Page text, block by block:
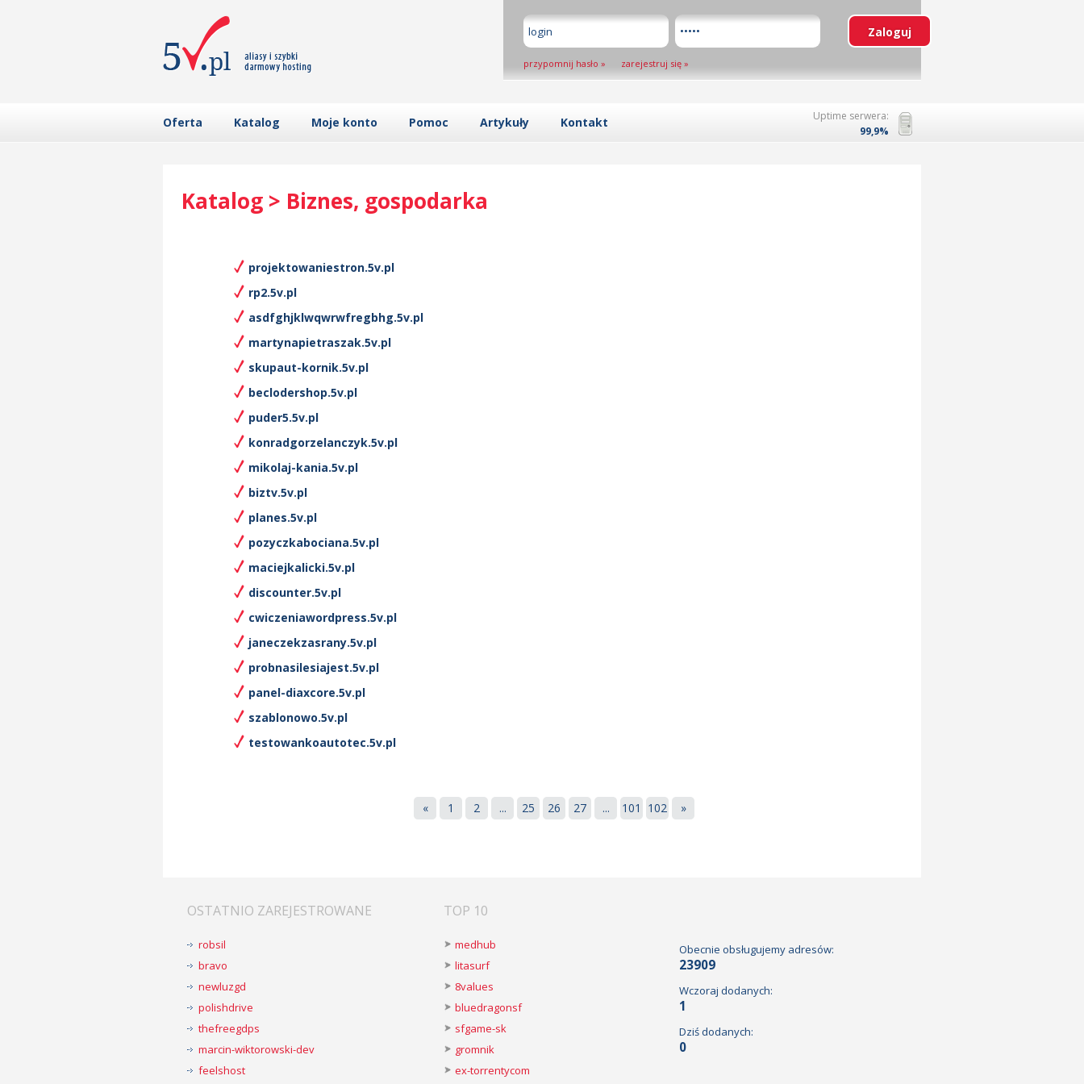
przypomnij hasło » zarejestruj się »
Oferta Katalog Moje konto Pomoc Artykuły Kontakt
Uptime serwera:
99,9%
Katalog > Biznes, gospodarka
projektowaniestron.5v.pl
rp2.5v.pl
asdfghjklwqwrwfregbhg.5v.pl
martynapietraszak.5v.pl
skupaut-kornik.5v.pl
beclodershop.5v.pl
puder5.5v.pl
konradgorzelanczyk.5v.pl
mikolaj-kania.5v.pl
biztv.5v.pl
planes.5v.pl
pozyczkabociana.5v.pl
maciejkalicki.5v.pl
discounter.5v.pl
cwiczeniawordpress.5v.pl
janeczekzasrany.5v.pl
probnasilesiajest.5v.pl
panel-diaxcore.5v.pl
szablonowo.5v.pl
testowankoautotec.5v.pl
« 1 2 ... 25 26 27 ... 101 102 »
OSTATNIO ZAREJESTROWANE
robsil
bravo
newluzgd
polishdrive
thefreegdps
marcin-wiktorowski-dev
feelshost
TOP 10
medhub
litasurf
8values
bluedragonsf
sfgame-sk
gromnik
ex-torrentycom
Obecnie obsługujemy adresów:
23909
Wczoraj dodanych:
1
Dziś dodanych:
0